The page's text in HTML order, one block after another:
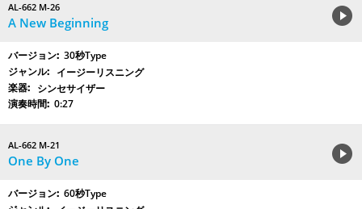
AL-662 M-26
A New Beginning
30秒Type
イージーリスニング
シンセサイザー
0:27
AL-662 M-21
One By One
60秒Type